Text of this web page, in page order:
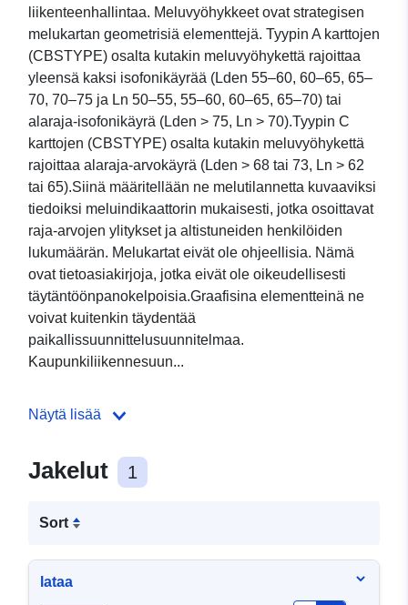
liikenteenhallintaa. Meluvyöhykkeet ovat strategisen
melukartan geometrisiä elementtejä. Tyypin A karttojen
(CBSTYPE) osalta kutakin meluvyöhykettä rajoittaa
yleensä kaksi isofonikäyrää (Lden 55–60, 60–65, 65–
70, 70–75 ja Ln 50–55, 55–60, 60–65, 65–70) tai
alaraja-isofonikäyrä (Lden > 75, Ln > 70).Tyypin C
karttojen (CBSTYPE) osalta kutakin meluvyöhykettä
rajoittaa alaraja-arvokäyrä (Lden > 68 tai 73, Ln > 62
tai 65).Siinä määritellään ne melutilannetta kuvaaviksi
tiedoiksi meluindikaattorin mukaisesti, jotka osoittavat
raja-arvojen ylitykset ja altistuneiden henkilöiden
lukumäärän. Melukartat eivät ole ohjeellisia. Nämä
ovat tietoasiakirjoja, jotka eivät ole oikeudellisesti
täytäntöönpanokelpoisia.Graafisina elementteinä ne
voivat kuitenkin täydentää
paikallissuunnittelusuunnitelmaa.
Kaupunkiliikennesuun...
Näytä lisää
Jakelut 1
Sort
lataa